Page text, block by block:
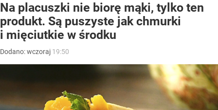
Na placuszki nie biorę mąki, tylko ten
produkt. Są puszyste jak chmurki
i mięciutkie w środku
Dodano:wczoraj 19:50